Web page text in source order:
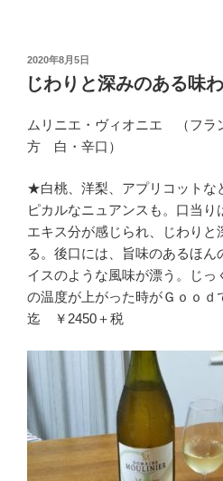
投
稿
日:
2020年8月5日
じわりと深みのある味
ムリニエ・ヴィオニエ （フラ
方 白・辛口）
★白桃、洋梨、アプリコットな
ピカルなニュアンスも。口当
エキス分が感じられ、じわりと
る。後口には、旨味のあるほ
イスのような風味が漂う。じっ
の温度が上がった時がＧｏｏ
迄 ￥2450＋税